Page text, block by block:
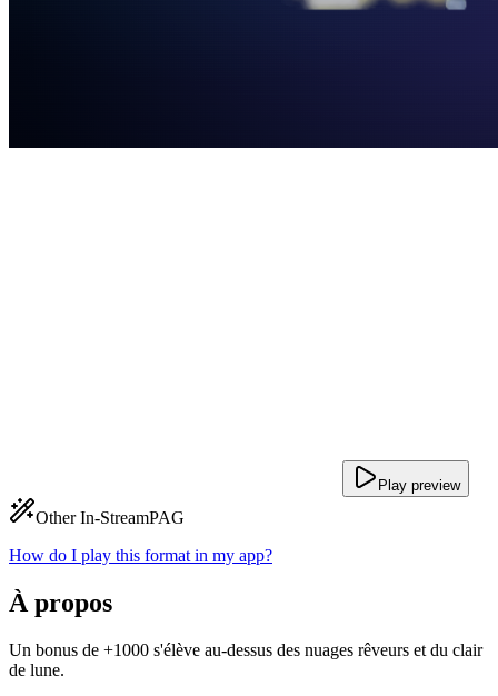
Play preview
Other In-StreamPAG
How do I play this format in my app?
À propos
Un bonus de +1000 s'élève au-dessus des nuages rêveurs et du clair
de lune.